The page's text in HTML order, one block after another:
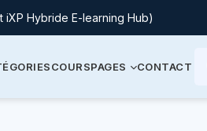
iXP Hybride E-learning Hub)
COURSPAGES CONTACT